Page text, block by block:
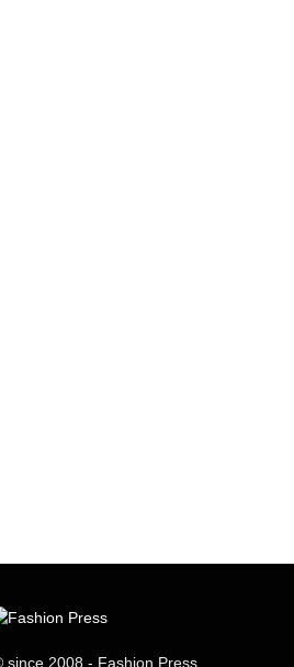
since 2008 - Fashion Press